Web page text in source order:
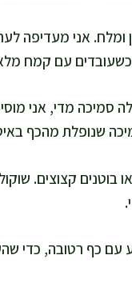
אני מעדיפה
כשעובדים עם קמח
שנופלת מהכף
עם כף רטובה, כדי